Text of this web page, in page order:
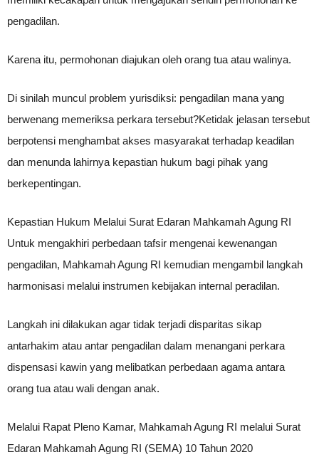
pengadilan.
Karena itu, permohonan diajukan oleh orang tua atau walinya.
Di sinilah muncul problem yurisdiksi: pengadilan mana yang
berwenang memeriksa perkara tersebut?Ketidak jelasan tersebut
berpotensi menghambat akses masyarakat terhadap keadilan
dan menunda lahirnya kepastian hukum bagi pihak yang
berkepentingan.
Kepastian Hukum Melalui Surat Edaran Mahkamah Agung RI
Untuk mengakhiri perbedaan tafsir mengenai kewenangan
pengadilan, Mahkamah Agung RI kemudian mengambil langkah
harmonisasi melalui instrumen kebijakan internal peradilan.
Langkah ini dilakukan agar tidak terjadi disparitas sikap
antarhakim atau antar pengadilan dalam menangani perkara
dispensasi kawin yang melibatkan perbedaan agama antara
orang tua atau wali dengan anak.
Melalui Rapat Pleno Kamar, Mahkamah Agung RI melalui Surat
Edaran Mahkamah Agung RI (SEMA) 10 Tahun 2020